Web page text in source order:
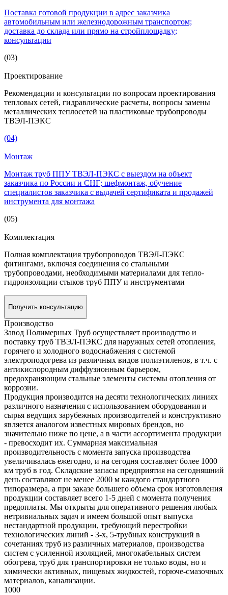
Поставка готовой продукции в адрес заказчика
автомобильным или железнодорожным транспортом;
доставка до склада или прямо на стройплощадку;
консультации
(03)
Проектирование
Рекомендации и консультации по вопросам проектирования
тепловых сетей, гидравлические расчеты, вопросы замены
металлических теплосетей на пластиковые трубопроводы
ТВЭЛ-ПЭКС
(04)
Монтаж
Монтаж труб ППУ ТВЭЛ-ПЭКС с выездом на объект
заказчика по России и СНГ; шефмонтаж, обучение
специалистов заказчика с выдачей сертификата и продажей
инструмента для монтажа
(05)
Комплектация
Полная комплектация трубопроводов ТВЭЛ-ПЭКС
фитингами, включая соединения со стальными
трубопроводами, необходимыми материалами для тепло-
гидроизоляции стыков труб ППУ и инструментами
Получить консультацию
Производство
Завод Полимерных Труб осуществляет производство и
поставку труб ТВЭЛ-ПЭКС для наружных сетей отопления,
горячего и холодного водоснабжения с системой
электроподогрева из различных видов полиэтиленов, в т.ч. с
антикислородным диффузионным барьером,
предохраняющим стальные элементы системы отопления от
коррозии.
Продукция производится на десяти технологических линиях
различного назначения с использованием оборудования и
сырья ведущих зарубежных производителей и конструктивно
является аналогом известных мировых брендов, но
значительно ниже по цене, а в части ассортимента продукции
- превосходит их. Суммарная максимальная
производительность с момента запуска производства
увеличивалась ежегодно, и на сегодня составляет более 1000
км труб в год. Складские запасы предприятия на сегодняшний
день составляют не менее 2000 м каждого стандартного
типоразмера, а при заказе большего объема срок изготовления
продукции составляет всего 1-5 дней с момента получения
предоплаты. Мы открыты для оперативного решения любых
нетривиальных задач и имеем большой опыт выпуска
нестандартной продукции, требующий перестройки
технологических линий - 3-х, 5-трубных конструкций в
сочетаниях труб из различных материалов, производства
систем с усиленной изоляцией, многокабельных систем
обогрева, труб для транспортировки не только воды, но и
химически активных, пищевых жидкостей, горюче-смазочных
материалов, канализации.
1000